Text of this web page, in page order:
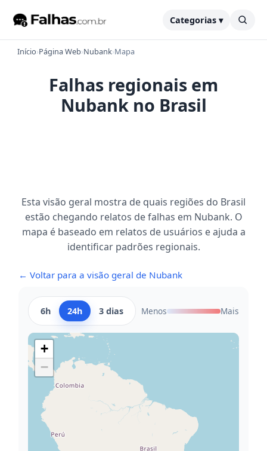
Categorias ▾
Início›Página Web›Nubank›Mapa
Falhas regionais em
Nubank no Brasil
Esta visão geral mostra de quais regiões do Brasil
estão chegando relatos de falhas em Nubank. O
mapa é baseado em relatos de usuários e ajuda a
identificar padrões regionais.
← Voltar para a visão geral de Nubank
6h 24h 3 dias Menos Mais
+
−